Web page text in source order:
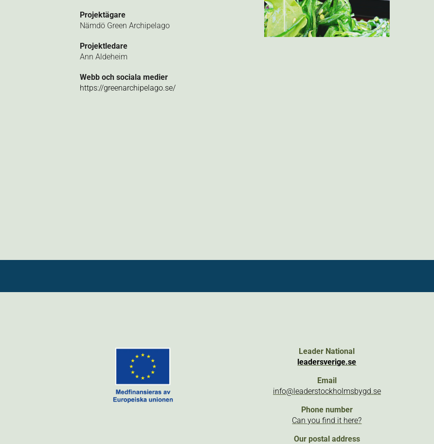
Projektägare
Nämdö Green Archipelago
Projektledare
Ann Aldeheim
Webb och sociala medier
https://greenarchipelago.se/
Leader National
leadersverige.se
Email
info@leaderstockholmsbygd.se
Phone number
Can you find it here?
Our postal address